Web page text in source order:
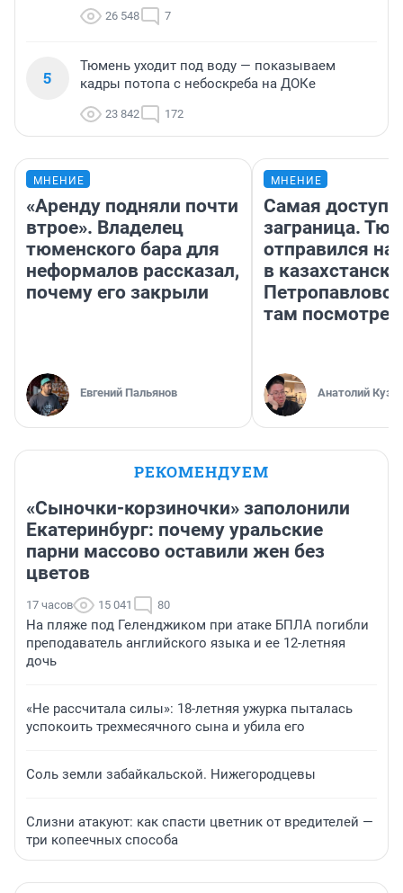
26 548 7
5
Тюмень уходит под воду — показываем
кадры потопа с небоскреба на ДОКе
23 842 172
МНЕНИЕ
«Аренду подняли почти
втрое». Владелец
тюменского бара для
неформалов рассказал,
почему его закрыли
Евгений Пальянов
МНЕНИЕ
Самая
заграница.
отправился
в
там
Анатолий
РЕКОМЕНДУЕМ
«Сыночки-корзиночки» заполонили
Екатеринбург: почему уральские
парни массово оставили жен без
цветов
17 часов 15 041 80
На пляже под Геленджиком при атаке БПЛА погибли
преподаватель английского языка и ее 12-летняя
дочь
«Не рассчитала силы»: 18-летняя ужурка пыталась
успокоить трехмесячного сына и убила его
Соль земли забайкальской. Нижегородцевы
Слизни атакуют: как спасти цветник от вредителей —
три копеечных способа